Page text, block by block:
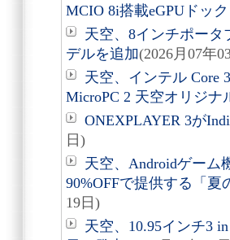
MCIO 8i搭載eGPUドッ
天空、8インチポータ
デルを追加(2026月07年
天空、インテル Core
MicroPC 2 天空オリジ
ONEXPLAYER 3が
日)
天空、Androidゲーム
90%OFFで提供する「
19日)
天空、10.95インチ3